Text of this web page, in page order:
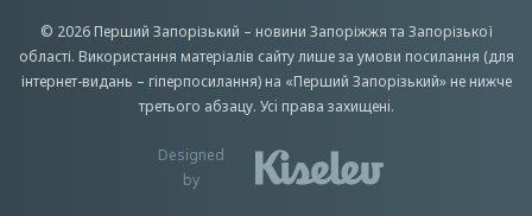
© 2026 Перший Запорізький – новини Запоріжжята Запорізької
області. Використання матеріалів сайту лише за умови посилання (для
інтернет-видань – гіперпосилання) на «Перший Запорiзький» не нижче
третього абзацу. Усi права захищенi.
Designed
by